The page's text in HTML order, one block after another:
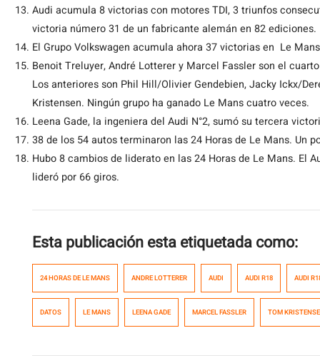
Audi acumula 8 victorias con motores TDI, 3 triunfos
victoria número 31 de un fabricante alemán en 82 ediciones.
El Grupo Volkswagen acumula ahora 37 victorias en Le
Benoit Treluyer, André Lotterer y Marcel Fassler son el
Los anteriores son Phil Hill/Olivier Gendebien, Jacky Ickx/
Kristensen. Ningún grupo ha ganado Le Mans cuatro veces.
Leena Gade, la ingeniera del Audi N°2, sumó su tercera
38 de los 54 autos terminaron las 24 Horas de Le Mans. Un
Hubo 8 cambios de liderato en las 24 Horas de Le Mans. El
lideró por 66 giros.
Esta publicación esta etiquetada como:
24 HORAS DE LE MANS ANDRE LOTTERER AUDI AUDI R18 AUDI
DATOS LE MANS LEENA GADE MARCEL FASSLER TOM